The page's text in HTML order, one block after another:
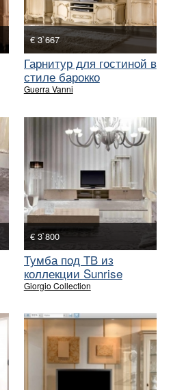
€ 3`667
Гарнитур для гостиной в
стиле барокко
Guerra Vanni
€ 3`800
Тумба под ТВ из
коллекции Sunrise
Giorgio Collection